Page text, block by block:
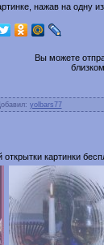
нажав на одну
Вы можете
: yolbars77
картинки